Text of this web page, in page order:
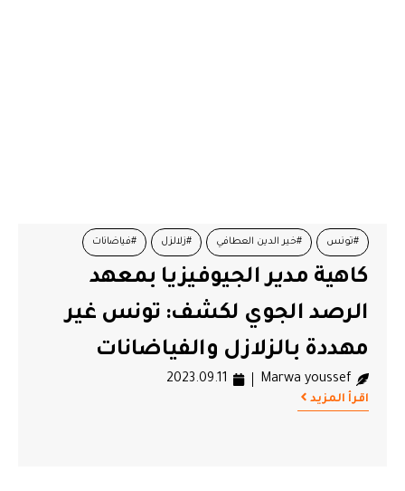
#تونس #خير الدين العطافي #زلالزل #فياضانات
كاهية مدير الجيوفيزيا بمعهد
الرصد الجوي لكشف: تونس غير
مهددة بالزلازل والفياضانات
Marwa youssef
2023.09.11
اقرأ المزيد